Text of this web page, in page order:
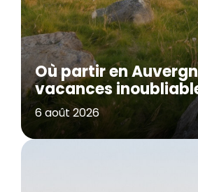
Où partir en
vacances
6 août 2026